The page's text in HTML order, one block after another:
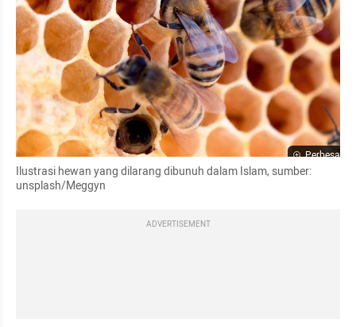
Perbesar
Ilustrasi hewan yang dilarang dibunuh dalam Islam, sumber:
unsplash/Meggyn
ADVERTISEMENT